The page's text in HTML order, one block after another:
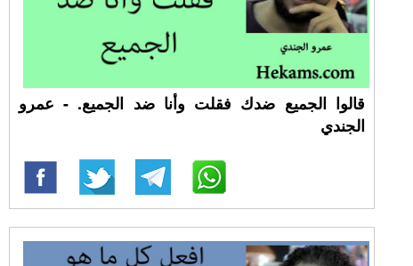
قالوا الجميع ضدك فقلت وأنا ضد الجميع. - عمرو
الجندي